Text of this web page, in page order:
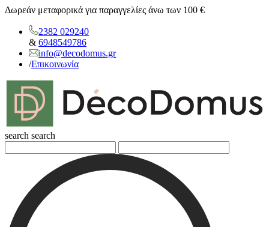
Δωρεάν μεταφορικά για παραγγελίες άνω των 100 €
2382 029240
& 6948549786
info@decodomus.gr
/Επικοινωνία
search search